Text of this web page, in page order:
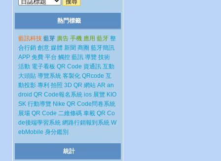
熱門標籤
藍訊科技 藍芽 廣告 手機 應用 藍牙 整
合行銷 創意 媒體 新聞 商圈 藍牙簡訊
APP 免費 平台 觸控 藍訊 導覽 技術
活動 電子看板 QR Code 資通訊 互動
大頭貼 導覽系統 客製化 QRcode 互
動投影 專利 拍照 3D QR 網站 AR an
droid QR Code報名系統 ios 展覽 KIO
SK 行動導覽 Nike QR Code問卷系統
展場 QR Code 二維條碼 車載 QR Co
de後端學習系統 網路行銷報到系統 W
ebMobile 身分鑑別
統計